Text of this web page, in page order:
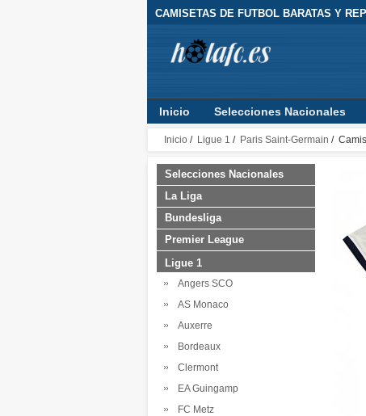
CAMISETAS DE FUTBOL BARATAS Y
Inicio Selecciones Nacionales
Inicio / Ligue 1 / Paris Saint-Germain /
Selecciones Nacionales
La Liga
Bundesliga
Premier League
Ligue 1
Angers SCO
AS Monaco
Auxerre
Bordeaux
Clermont
EA Guingamp
FC Metz